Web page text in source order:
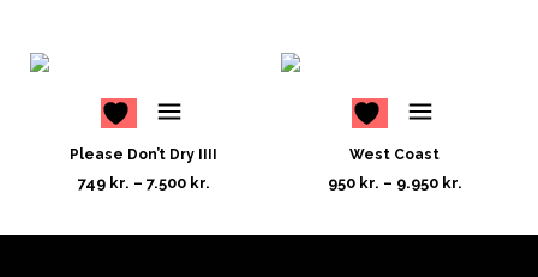
Please Don’t Dry IIII
749 kr. – 7.500 kr.
West Coast
950 kr. – 9.950 kr.